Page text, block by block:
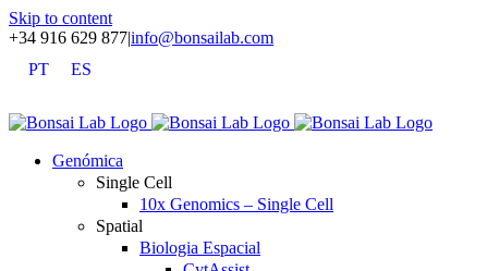
Skip to content
+34 916 629 877|info@bonsailab.com
PT
ES
Genómica
Single Cell
10x Genomics – Single Cell
Spatial
Biologia Espacial